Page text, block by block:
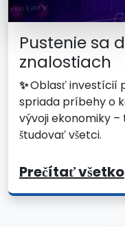
Pustenie sa
znalostiach
✨Oblasť investícií
spriada príbehy o
vývoji ekonomiky
študovať všetci.
Prečítať všetko